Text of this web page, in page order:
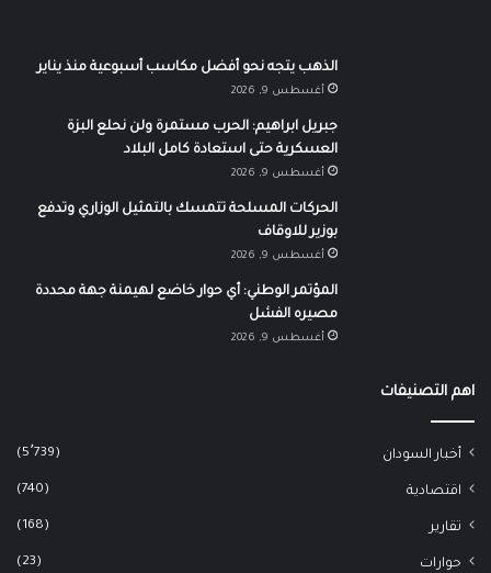
الذهب يتجه نحو أفضل مكاسب أسبوعية منذ يناير
أغسطس 9, 2026
جبريل ابراهيم: الحرب مستمرة ولن نحلع البزة
العسكرية حتى استعادة كامل البلاد
أغسطس 9, 2026
الحركات المسلحة تتمسك بالتمثيل الوزاري وتدفع
بوزير للاوقاف
أغسطس 9, 2026
المؤتمر الوطني: أي حوار خاضع لهيمنة جهة محددة
مصيره الفشل
أغسطس 9, 2026
اهم التصنيفات
أخبار السودان (5٬739)
اقتصادية (740)
تقارير (168)
حوارات (23)